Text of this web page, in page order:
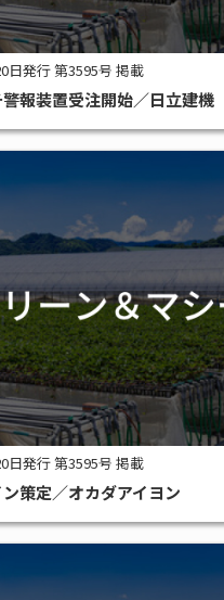
日発行 第3595号 掲載
報装置受注開始／日立建機
日発行 第3595号 掲載
策定／オカダアイヨン